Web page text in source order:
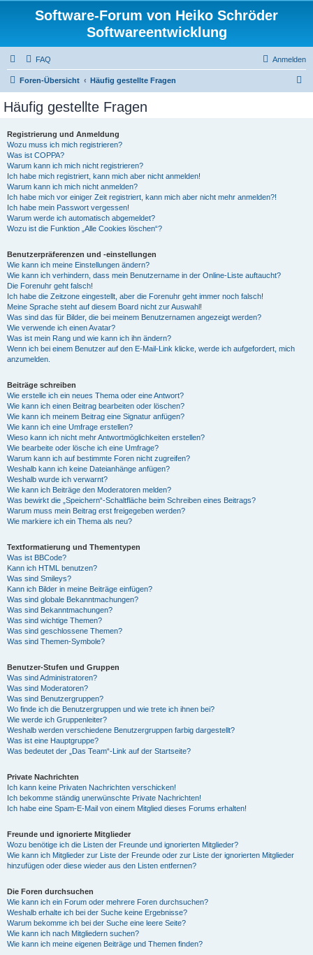
Software-Forum von Heiko Schröder
Softwareentwicklung
FAQ Anmelden
Foren-Übersicht Häufig gestellte Fragen
Häufig gestellte Fragen
Registrierung und Anmeldung
Wozu muss ich mich registrieren?
Was ist COPPA?
Warum kann ich mich nicht registrieren?
Ich habe mich registriert, kann mich aber nicht anmelden!
Warum kann ich mich nicht anmelden?
Ich habe mich vor einiger Zeit registriert, kann mich aber nicht mehr anmelden?!
Ich habe mein Passwort vergessen!
Warum werde ich automatisch abgemeldet?
Wozu ist die Funktion „Alle Cookies löschen“?
Benutzerpräferenzen und -einstellungen
Wie kann ich meine Einstellungen ändern?
Wie kann ich verhindern, dass mein Benutzername in der Online-Liste auftaucht?
Die Forenuhr geht falsch!
Ich habe die Zeitzone eingestellt, aber die Forenuhr geht immer noch falsch!
Meine Sprache steht auf diesem Board nicht zur Auswahl!
Was sind das für Bilder, die bei meinem Benutzernamen angezeigt werden?
Wie verwende ich einen Avatar?
Was ist mein Rang und wie kann ich ihn ändern?
Wenn ich bei einem Benutzer auf den E-Mail-Link klicke, werde ich aufgefordert, mich
anzumelden.
Beiträge schreiben
Wie erstelle ich ein neues Thema oder eine Antwort?
Wie kann ich einen Beitrag bearbeiten oder löschen?
Wie kann ich meinem Beitrag eine Signatur anfügen?
Wie kann ich eine Umfrage erstellen?
Wieso kann ich nicht mehr Antwortmöglichkeiten erstellen?
Wie bearbeite oder lösche ich eine Umfrage?
Warum kann ich auf bestimmte Foren nicht zugreifen?
Weshalb kann ich keine Dateianhänge anfügen?
Weshalb wurde ich verwarnt?
Wie kann ich Beiträge den Moderatoren melden?
Was bewirkt die „Speichern“-Schaltfläche beim Schreiben eines Beitrags?
Warum muss mein Beitrag erst freigegeben werden?
Wie markiere ich ein Thema als neu?
Textformatierung und Thementypen
Was ist BBCode?
Kann ich HTML benutzen?
Was sind Smileys?
Kann ich Bilder in meine Beiträge einfügen?
Was sind globale Bekanntmachungen?
Was sind Bekanntmachungen?
Was sind wichtige Themen?
Was sind geschlossene Themen?
Was sind Themen-Symbole?
Benutzer-Stufen und Gruppen
Was sind Administratoren?
Was sind Moderatoren?
Was sind Benutzergruppen?
Wo finde ich die Benutzergruppen und wie trete ich ihnen bei?
Wie werde ich Gruppenleiter?
Weshalb werden verschiedene Benutzergruppen farbig dargestellt?
Was ist eine Hauptgruppe?
Was bedeutet der „Das Team“-Link auf der Startseite?
Private Nachrichten
Ich kann keine Privaten Nachrichten verschicken!
Ich bekomme ständig unerwünschte Private Nachrichten!
Ich habe eine Spam-E-Mail von einem Mitglied dieses Forums erhalten!
Freunde und ignorierte Mitglieder
Wozu benötige ich die Listen der Freunde und ignorierten Mitglieder?
Wie kann ich Mitglieder zur Liste der Freunde oder zur Liste der ignorierten Mitglieder
hinzufügen oder diese wieder aus den Listen entfernen?
Die Foren durchsuchen
Wie kann ich ein Forum oder mehrere Foren durchsuchen?
Weshalb erhalte ich bei der Suche keine Ergebnisse?
Warum bekomme ich bei der Suche eine leere Seite?
Wie kann ich nach Mitgliedern suchen?
Wie kann ich meine eigenen Beiträge und Themen finden?